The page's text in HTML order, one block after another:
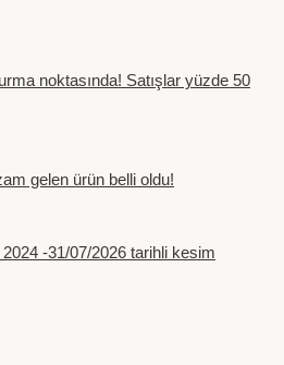
noktasında! Satışlar yüzde 50
gelen ürün belli oldu!
-31/07/2026 tarihli kesim